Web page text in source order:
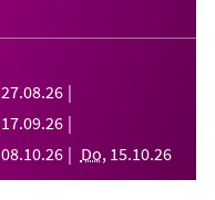
27.08.26
17.09.26
08.10.26 Do, 15.10.26